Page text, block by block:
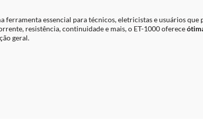
ferramenta essencial para técnicos, eletricistas e usuários
resistência, continuidade e mais, o ET-1000 oferece
geral.